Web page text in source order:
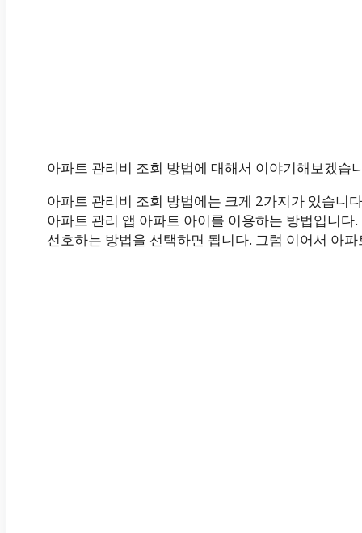
아파트 관리비 조회 방법에 대해서 이야기해보겠습
아파트 관리비 조회 방법에는 크게 2가지가 있습니
아파트 관리 앱 아파트 아이를 이용하는 방법입니
선호하는 방법을 선택하면 됩니다. 그럼 이어서 아